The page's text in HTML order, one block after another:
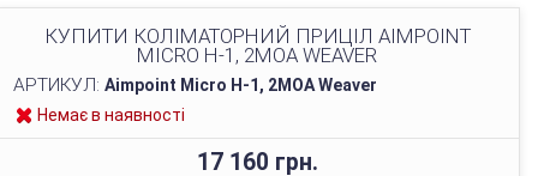
КУПИТИ КОЛІМАТОРНИЙ ПРИЦІЛ AIMPOINT
MICRO H-1, 2MOA WEAVER
АРТИКУЛ: Aimpoint Micro H-1, 2MOA Weaver
Немає в наявності
17 160 грн.